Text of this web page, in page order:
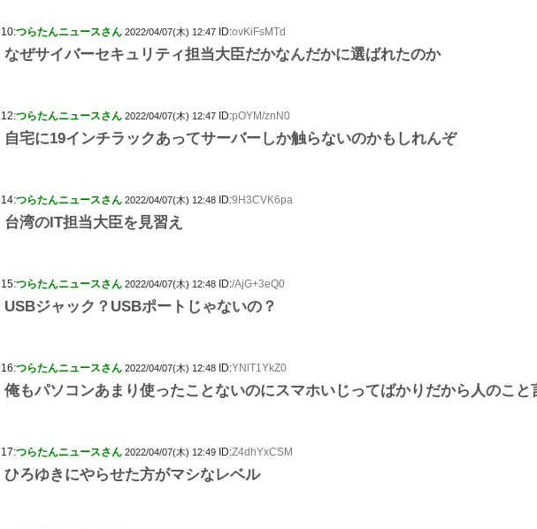
10:つらたんニュースさん 2022/04/07(木) 12:47 ID:ovKiFsMTd
なぜサイバーセキュリティ担当大臣だかなんだかに選ばれたのか
12:つらたんニュースさん 2022/04/07(木) 12:47 ID:pOYM/znN0
自宅に19インチラックあってサーバーしか触らないのかもしれんぞ
14:つらたんニュースさん 2022/04/07(木) 12:48 ID:9H3CVK6pa
台湾のIT担当大臣を見習え
15:つらたんニュースさん 2022/04/07(木) 12:48 ID:/AjG+3eQ0
USBジャック？USBポートじゃないの？
16:つらたんニュースさん 2022/04/07(木) 12:48 ID:YNlT1YkZ0
俺もパソコンあまり使ったことないのにスマホいじってばかりだから人のこと
17:つらたんニュースさん 2022/04/07(木) 12:49 ID:Z4dhYxCSM
ひろゆきにやらせた方がマシなレベル